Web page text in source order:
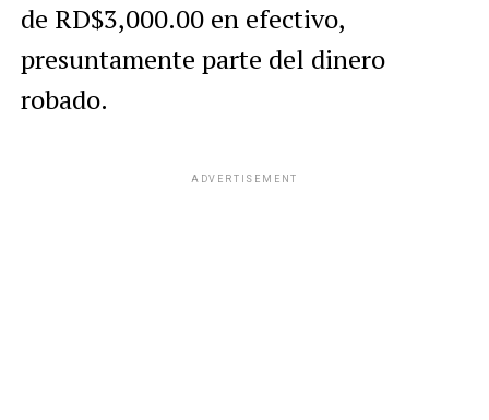
de RD$3,000.00 en efectivo,
presuntamente parte del dinero
robado.
ADVERTISEMENT